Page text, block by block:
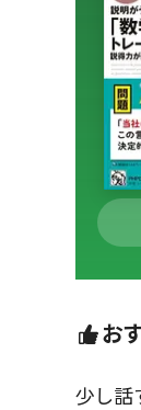
お
少し話